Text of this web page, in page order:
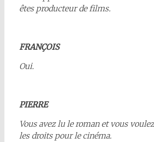
êtes producteur de films.
FRANÇOIS
Oui.
PIERRE
Vous avez lu le roman et vous
les droits pour le cinéma.